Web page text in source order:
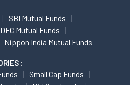
SBI Mutual Funds
Mutual Funds
Nippon India Mutual Funds
:
Small Cap Funds